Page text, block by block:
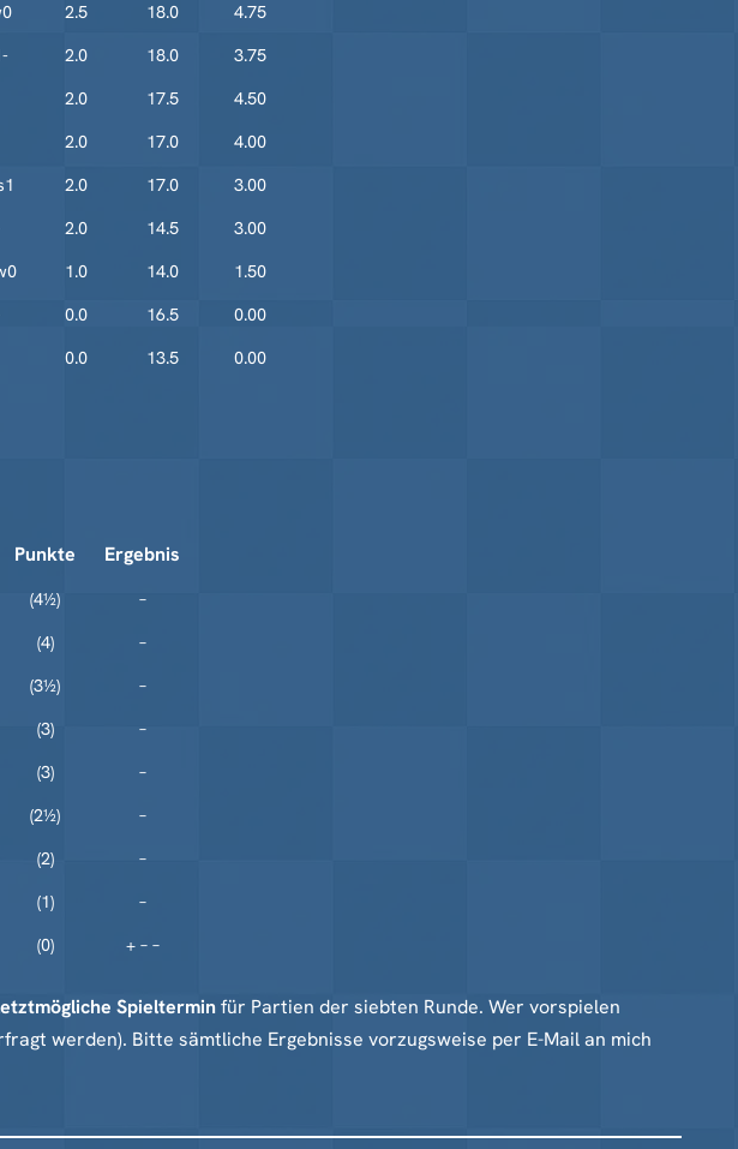
2.5 18.0
4.75
2.0 18.0
3.75
2.0 17.5
4.50
2.0 17.0
4.00
2.0 17.0
3.00
2.0 14.5
3.00
1.0 14.0
1.50
0.0 16.5
0.00
0.0 13.5 0.00
Punkte Ergebnis
(4½)
–
(4)
–
(3½)
–
(3)
–
(3)
–
(2½)
–
(2)
–
(1)
–
(0) + – –
Spielterminfür Partien der siebten Runde. Wer vorspielen
werden). Bitte sämtliche Ergebnisse vorzugsweise per E-Mail an mich